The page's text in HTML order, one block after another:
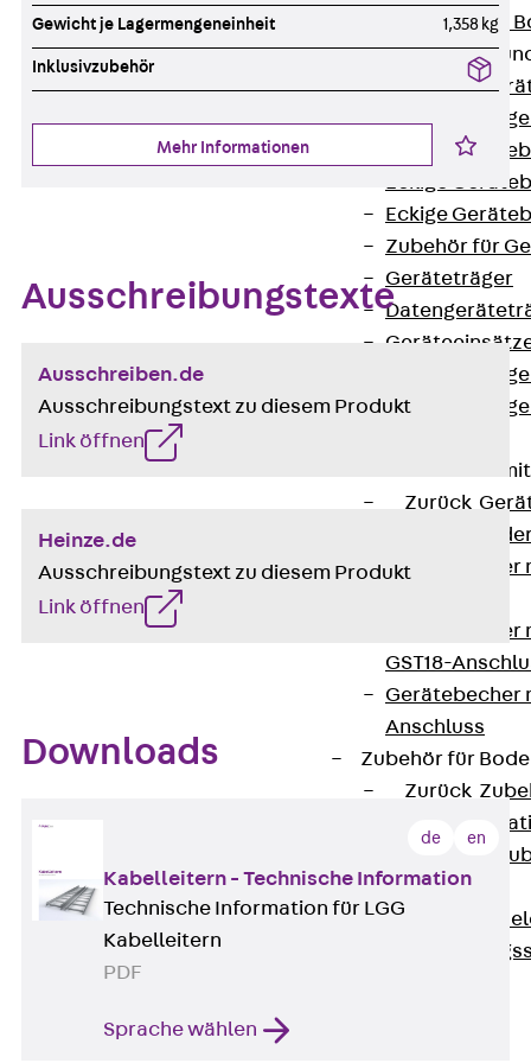
Nivellierbare
Gerätebecher
Zurück
Runde
Eckige
Eckige
Zubehör für
Geräteträger
Gerätebecher
Zurück
Gerätebecher
Gerätebecher
GST18-
Gerätebecher
Anschluss
Zubehör für
Zurück
Optionales
Ersatzteile
Gewicht je Lagermengeneinheit 1,358 kg
Inklusivzubehör
Mehr Informationen
Ausschreibungstexte
Ausschreiben.de
Ausschreibungstext zu diesem Produkt
Link öffnen
Heinze.de
Ausschreibungstext zu diesem Produkt
Link öffnen
Downloads
de en
Kabelleitern - Technische Information
Technische Information für LGG
Kabelleitern
PDF
Sprache wählen